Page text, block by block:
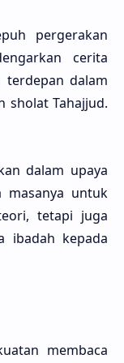
pergerakan
cerita
terdepan dalam
sholat Tahajjud.
dalam upaya
masanya untuk
tetapi juga
ibadah kepada
membaca